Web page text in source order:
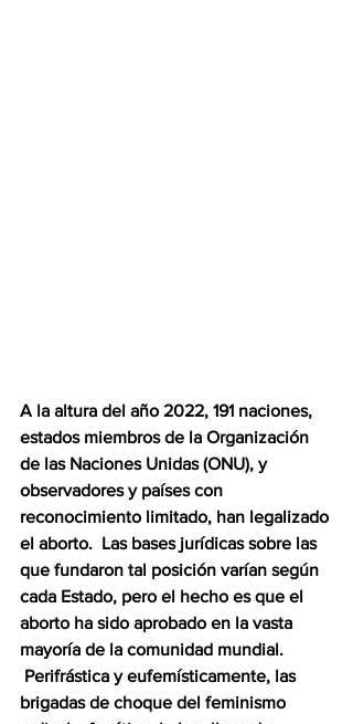
A la altura del año 2022, 191 naciones,
estados miembros de la Organización
de las Naciones Unidas (ONU), y
observadores y países con
reconocimiento limitado, han legalizado
el aborto.  Las bases jurídicas sobre las
que fundaron tal posición varían según
cada Estado, pero el hecho es que el
aborto ha sido aprobado en la vasta
mayoría de la comunidad mundial.
Perifrástica y eufemísticamente, las
brigadas de choque del feminismo